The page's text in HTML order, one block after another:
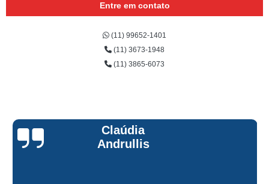
Entre em contato
(11) 99652-1401
(11) 3673-1948
(11) 3865-6073
Claúdia
Andrullis